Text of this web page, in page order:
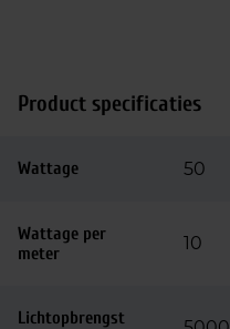
Product specificaties
Wattage 50
Wattage per
meter
10
Lichtopbrengst